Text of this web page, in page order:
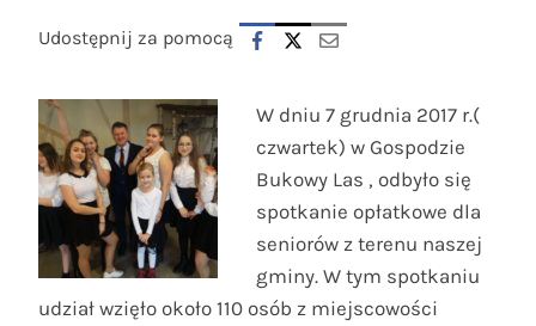
Udostępnij za pomocą
W dniu 7 grudnia 2017 r.(
czwartek) w Gospodzie
Bukowy Las , odbyło się
spotkanie opłatkowe dla
seniorów z terenu naszej
gminy. W tym spotkaniu
udział wzięło około 110 osób z miejscowości